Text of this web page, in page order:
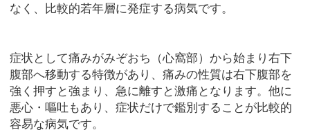
なく、比較的若年層に発症する病気です。
症状として痛みがみぞおち（心窩部）から始まり右下
腹部へ移動する特徴があり、痛みの性質は右下腹部を
強く押すと強まり、急に離すと激痛となります。他に
悪心・嘔吐もあり、症状だけで鑑別することが比較的
容易な病気です。